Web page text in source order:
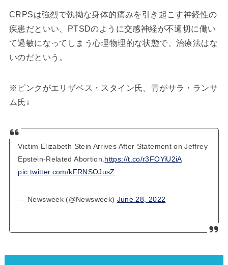
CRPSは強烈で執拗な身体的痛みを引き起こす神経性の
疾患だといい、PTSDのように交感神経が不適切に働い
て過敏になってしまう心理物理的な状態で、治療法はな
いのだという。
※ピンクがエリザベス・スタイン氏、青がサラ・ランサ
ム氏↓
Victim Elizabeth Stein Arrives After Statement on Jeffrey
Epstein-Related Abortion.https://t.co/r3FOYiU2iA
pic.twitter.com/kFRNSOJusZ
— Newsweek (@Newsweek) June 28, 2022